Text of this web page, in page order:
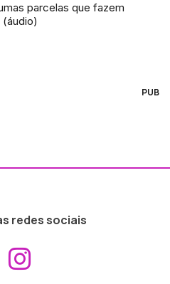
parcelas que fazem
(áudio)
PUB
redes sociais
Aceder ao